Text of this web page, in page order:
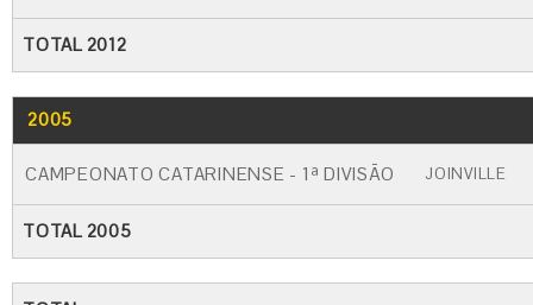
TOTAL 2012
2005
CAMPEONATO CATARINENSE - 1ª DIVISÃO JOINVILLE
TOTAL 2005